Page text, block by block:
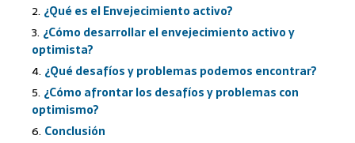
¿Qué es el Envejecimiento activo?
¿Cómo desarrollar el envejecimiento activo y
optimista?
¿Qué desafíos y problemas podemos encontrar?
¿Cómo afrontar los desafíos y problemas con
optimismo?
Conclusión